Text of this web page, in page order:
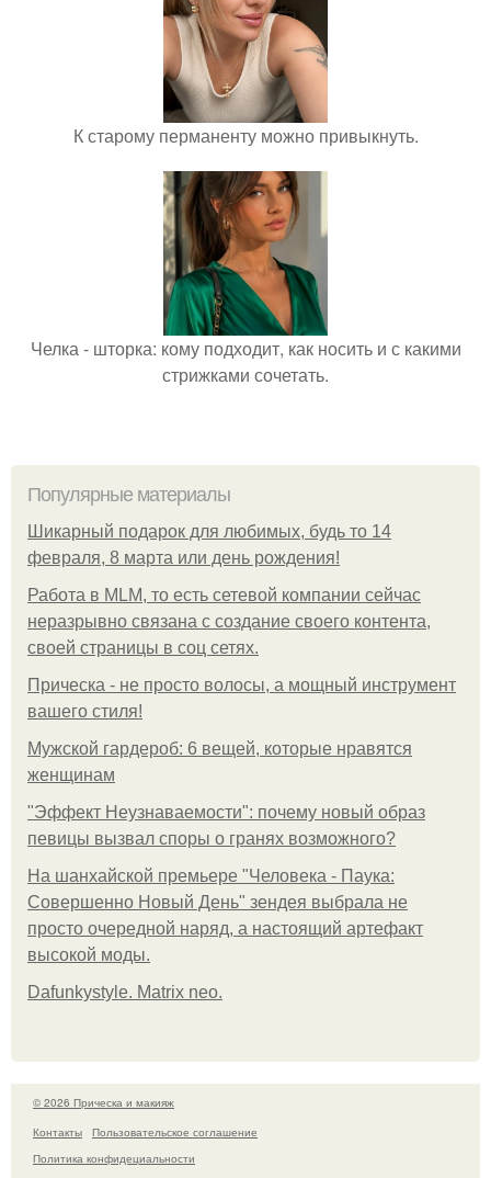
К старому перманенту можно привыкнуть.
Челка - шторка: кому подходит, как носить и с какими
стрижками сочетать.
Популярные материалы
Шикарный подарок для любимых, будь то 14
февраля, 8 марта или день рождения!
Работа в MLM, то есть сетевой компании сейчас
неразрывно связана с создание своего контента,
своей страницы в соц сетях.
Прическа - не просто волосы, а мощный инструмент
вашего стиля!
Мужской гардероб: 6 вещей, которые нравятся
женщинам
"Эффект Неузнаваемости": почему новый образ
певицы вызвал споры о гранях возможного?
На шанхайской премьере "Человека - Паука:
Совершенно Новый День" зендея выбрала не
просто очередной наряд, а настоящий артефакт
высокой моды.
Dafunkystyle. Matrix neo.
© 2026 Прическа и макияж
Контакты
Пользовательское соглашение
Политика конфидециальности